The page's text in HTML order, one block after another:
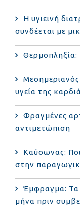
Η υγιεινή
συνδέεται με
Θερμοπληξία:
υγεία της
Φραγμένες
αντιμετώπιση
Καύσωνας:
στην
Έμφραγμα: Τα
μήνα πριν